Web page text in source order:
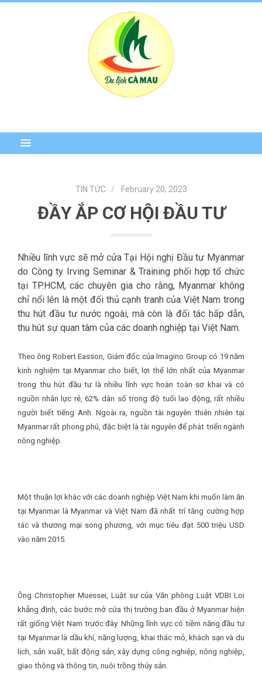
TIN TỨC February 20, 2023
ĐẦY ẮP CƠ HỘI ĐẦU TƯ
Nhiều lĩnh vực sẽ mở cửa Tại Hội nghị Đầu tư Myanmar
do Công ty Irving Seminar & Training phối hợp tổ chức
tại TP.HCM, các chuyên gia cho rằng, Myanmar không
chỉ nổi lên là một đối thủ cạnh tranh của Việt Nam trong
thu hút đầu tư nước ngoài, mà còn là đối tác hấp dẫn,
thu hút sự quan tâm của các doanh nghiệp tại Việt Nam.
Theo ông Robert Easson, Giám đốc của Imagino Group có 19 năm
kinh nghiệm tại Myanmar cho biết, lợi thế lớn nhất của Myanmar
trong thu hút đầu tư là nhiều lĩnh vực hoàn toàn sơ khai và có
nguồn nhân lực rẻ, 62% dân số trong độ tuổi lao động, rất nhiều
người biết tiếng Anh. Ngoài ra, nguồn tài nguyên thiên nhiên tại
Myanmar rất phong phú, đặc biệt là tài nguyên để phát triển ngành
nông nghiệp.
Một thuận lợi khác với các doanh nghiệp Việt Nam khi muốn làm ăn
tại Myanmar là Myanmar và Việt Nam đã nhất trí tăng cường hợp
tác và thương mại song phương, với mục tiêu đạt 500 triệu USD
vào năm 2015.
Ông Christopher Muessei, Luật sư của Văn phòng Luật VDBI Loi
khẳng định, các bước mở cửa thị trường ban đầu ở Myanmar hiện
rất giống Việt Nam trước đây. Những lĩnh vực có tiềm năng đầu tư
tại Myanmar là dầu khí, năng lượng, khai thác mỏ, khách sạn và du
lịch, sản xuất, bất động sản, xây dựng công nghiệp, nông nghiệp,
giao thông và thông tin, nuôi trồng thủy sản.